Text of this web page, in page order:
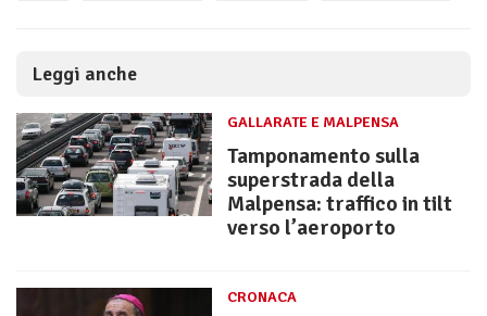
Leggi anche
GALLARATE E MALPENSA
Tamponamento sulla
superstrada della
Malpensa: traffico in tilt
verso l’aeroporto
CRONACA